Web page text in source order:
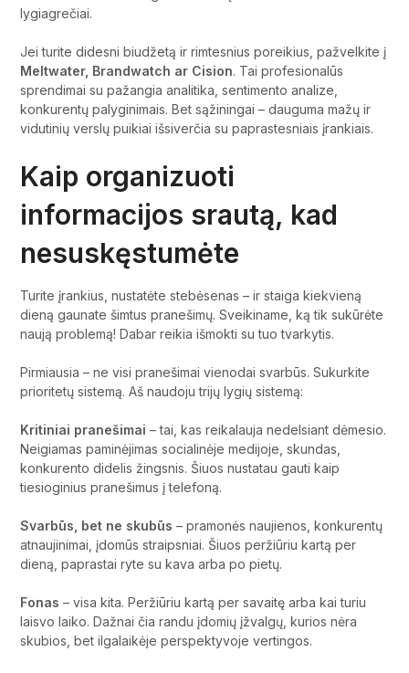
lygiagrečiai.
Jei turite didesni biudžetą ir rimtesnius poreikius, pažvelkite į
Meltwater, Brandwatch ar Cision. Tai profesionalūs
sprendimai su pažangia analitika, sentimento analize,
konkurentų palyginimais. Bet sąžiningai – dauguma mažų ir
vidutinių verslų puikiai išsiverčia su paprastesniais įrankiais.
Kaip organizuoti
informacijos srautą, kad
nesuskęstumėte
Turite įrankius, nustatėte stebėsenas – ir staiga kiekvieną
dieną gaunate šimtus pranešimų. Sveikiname, ką tik sukūrėte
naują problemą! Dabar reikia išmokti su tuo tvarkytis.
Pirmiausia – ne visi pranešimai vienodai svarbūs. Sukurkite
prioritetų sistemą. Aš naudoju trijų lygių sistemą:
Kritiniai pranešimai – tai, kas reikalauja nedelsiant dėmesio.
Neigiamas paminėjimas socialinėje medijoje, skundas,
konkurento didelis žingsnis. Šiuos nustatau gauti kaip
tiesioginius pranešimus į telefoną.
Svarbūs, bet ne skubūs – pramonės naujienos, konkurentų
atnaujinimai, įdomūs straipsniai. Šiuos peržiūriu kartą per
dieną, paprastai ryte su kava arba po pietų.
Fonas – visa kita. Peržiūriu kartą per savaitę arba kai turiu
laisvo laiko. Dažnai čia randu įdomių įžvalgų, kurios nėra
skubios, bet ilgalaikėje perspektyvoje vertingos.